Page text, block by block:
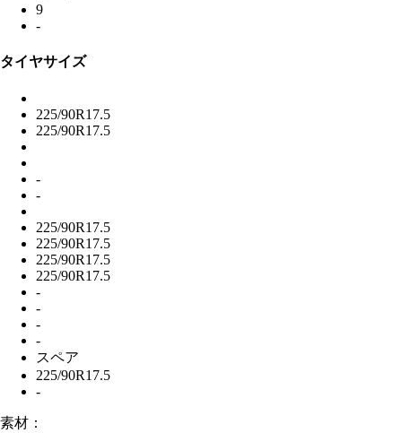
9
-
タイヤサイズ
225/90R17.5
225/90R17.5
-
-
225/90R17.5
225/90R17.5
225/90R17.5
225/90R17.5
-
-
-
-
スペア
225/90R17.5
-
素材：